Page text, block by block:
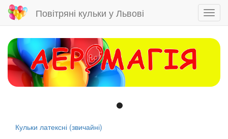
Skip
main
content
Повітряні кульки у Львові
Кульки латексні (звичайні)